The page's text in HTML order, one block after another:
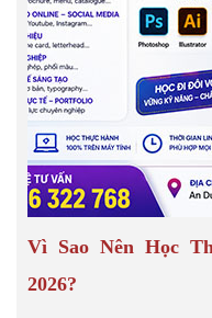
Vì Sao Nên Học
2026?